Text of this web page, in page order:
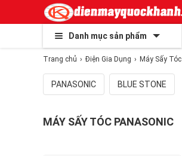
Danh mục sản phẩm
Trang chủ Điện Gia Dụng Máy Sấy Tóc
PANASONIC BLUE STONE
MÁY SẤY TÓC PANASONIC